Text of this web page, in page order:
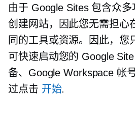
由于 Google Sites 包含众
创建网站，因此您无需担心
同的工具或资源。因此，您
可快速启动您的 Google Site
备、Google Workspace 帐
过点击 开始.